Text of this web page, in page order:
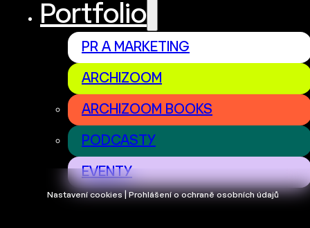
Nastavení cookies | Prohlášení o ochraně osobních údajů
Portfolio
PR A MARKETING
ARCHIZOOM
ARCHIZOOM BOOKS
PODCASTY
EVENTY